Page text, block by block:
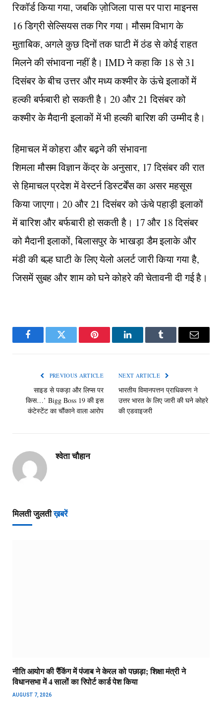
रिकॉर्ड किया गया, जबकि ज़ोजिला पास पर पारा माइनस
16 डिग्री सेल्सियस तक गिर गया। मौसम विभाग के
मुताबिक, अगले कुछ दिनों तक घाटी में ठंड से कोई राहत
मिलने की संभावना नहीं है। IMD ने कहा कि 18 से 31
दिसंबर के बीच उत्तर और मध्य कश्मीर के ऊंचे इलाकों में
हल्की बर्फबारी हो सकती है। 20 और 21 दिसंबर को
कश्मीर के मैदानी इलाकों में भी हल्की बारिश की उम्मीद है।
हिमाचल में कोहरा और बढ़ने की संभावना
शिमला मौसम विज्ञान केंद्र के अनुसार, 17 दिसंबर की रात
से हिमाचल प्रदेश में वेस्टर्न डिस्टर्बेंस का असर महसूस
किया जाएगा। 20 और 21 दिसंबर को ऊंचे पहाड़ी इलाकों
में बारिश और बर्फबारी हो सकती है। 17 और 18 दिसंबर
को मैदानी इलाकों, बिलासपुर के भाखड़ा डैम इलाके और
मंडी की बल्ह घाटी के लिए येलो अलर्ट जारी किया गया है,
जिसमें सुबह और शाम को घने कोहरे की चेतावनी दी गई है।
FacebookTwitter Pinterest LinkedInTumblr Email
PREVIOUS ARTICLE
साइड से पकड़ा और लिप्स पर
किस…’ Bigg Boss 19 की इस
कंटेस्टेंट का चौंकाने वाला आरोप
NEXT ARTICLE
भारतीय विमानपत्तन प्राधिकरण ने
उत्तर भारत के लिए जारी की घने कोहरे
की एडवाइजरी
श्वेता चौहान
मिलती जुलतीख़बरें
नीति आयोग की रैंकिंग में पंजाब ने केरल को पछाड़ा; शिक्षा मंत्री ने
विधानसभा में 4 सालों का रिपोर्ट कार्ड पेश किया
AUGUST 7, 2026